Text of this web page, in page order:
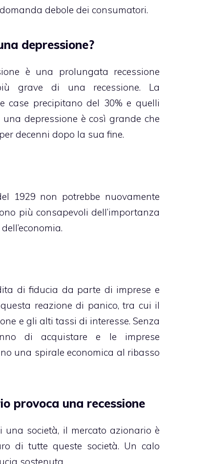
debole dei consumatori.
depressione?
è una prolungata recessione
grave di una recessione. La
case precipitano del 30% e quelli
depressione è così grande che
decenni dopo la sua fine.
1929 non potrebbe nuovamente
più consapevoli dell’importanza
di fiducia da parte di imprese e
reazione di panico, tra cui il
e gli alti tassi di interesse. Senza
di acquistare e le imprese
una spirale economica al ribasso
provoca una recessione
società, il mercato azionario è
di tutte queste società. Un calo
sostenuta.